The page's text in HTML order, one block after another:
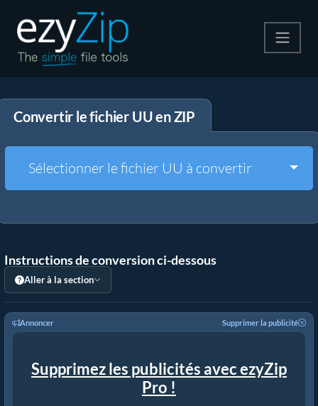
Décompresser
Autres outils
Convertir le fichier UU en ZIP
Sélectionner le fichier UU à convertir
Instructions de conversion ci-dessous
Aller à la section
Annoncer Supprimer la publicité
Supprimez les publicités avec ezyZip
Pro !